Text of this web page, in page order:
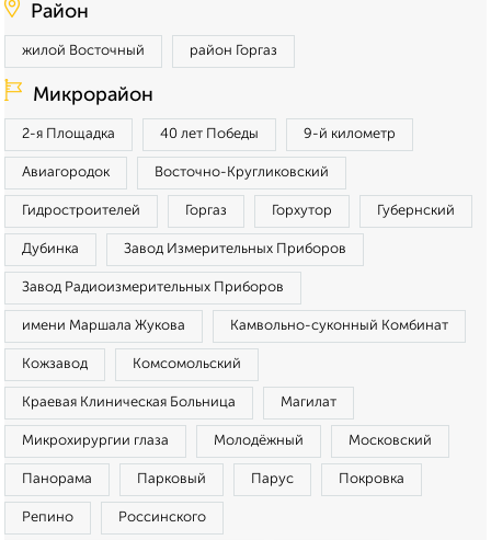
Район
жилой Восточный район Горгаз
Микрорайон
2-я Площадка 40 лет Победы 9-й километр
Авиагородок Восточно-Кругликовский
Гидростроителей Горгаз Горхутор Губернский
Дубинка Завод Измерительных Приборов
Завод Радиоизмерительных Приборов
имени Маршала Жукова Камвольно-суконный Комбинат
Кожзавод Комсомольский
Краевая Клиническая Больница Магилат
Микрохирургии глаза Молодёжный Московский
Панорама Парковый Парус Покровка
Репино Россинского